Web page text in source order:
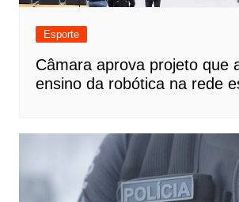
Esporte
Câmara aprova projeto que
ensino da robótica na rede